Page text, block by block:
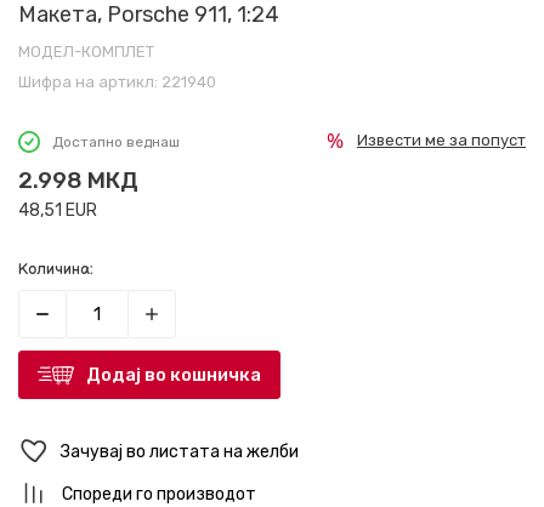
Макета, Porsche 911, 1:24
МОДЕЛ-КОМПЛЕТ
Шифра на артикл: 221940
Достапно веднаш
2.998 МКД
48,51 EUR
Извести ме за попуст
Количина:
Додај во кошничка
Зачувај во листата на желби
Спореди го производот